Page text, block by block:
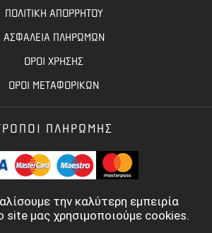
την καλύτερη εμπειρία
site μας χρησιμοποιούμε cookies.
ΠΟΛΙΤΙΚΗ ΑΠΟΡΡΗΤΟΥ
ΑΣΦΑΛΕΙΑ ΠΛΗΡΩΜΩΝ
ΟΡΟΙ ΧΡΗΣΗΣ
ΟΡΟΙ ΜΕΤΑΦΟΡΙΚΩΝ
ΠΛΗΡΩΜΗΣ